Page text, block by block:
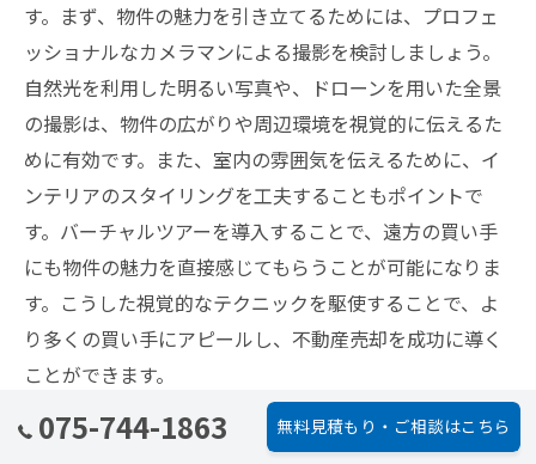
す。まず、物件の魅力を引き立てるためには、プロフェ
ッショナルなカメラマンによる撮影を検討しましょう。
自然光を利用した明るい写真や、ドローンを用いた全景
の撮影は、物件の広がりや周辺環境を視覚的に伝えるた
めに有効です。また、室内の雰囲気を伝えるために、イ
ンテリアのスタイリングを工夫することもポイントで
す。バーチャルツアーを導入することで、遠方の買い手
にも物件の魅力を直接感じてもらうことが可能になりま
す。こうした視覚的なテクニックを駆使することで、よ
り多くの買い手にアピールし、不動産売却を成功に導く
ことができます。
オンラインとオフラインの広告を融合する
075-744-1863 無料見積もり・ご相談はこちら